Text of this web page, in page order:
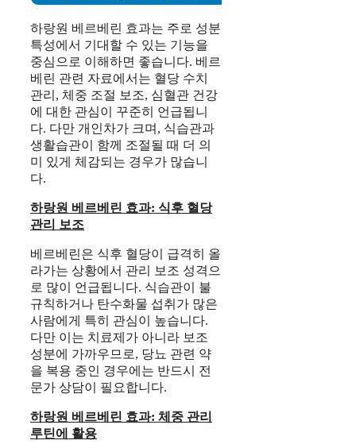
하랑원 베르베린 효과는 주로 성분
특성에서 기대할 수 있는 기능을
중심으로 이해하면 좋습니다. 베르
베린 관련 자료에서는 혈당 수치
관리, 체중 조절 보조, 심혈관 건강
에 대한 관심이 꾸준히 언급됩니
다. 다만 개인차가 크며, 식습관과
생활습관이 함께 조절될 때 더 의
미 있게 체감되는 경우가 많습니
다.
하랑원 베르베린 효과: 식후 혈당
관리 보조
베르베린은 식후 혈당이 급격히 올
라가는 상황에서 관리 보조 성격으
로 많이 언급됩니다. 식습관이 불
규칙하거나 탄수화물 섭취가 많은
사람에게 특히 관심이 높습니다.
다만 이는 치료제가 아니라 보조
성분에 가까우므로, 당뇨 관련 약
을 복용 중인 경우에는 반드시 전
문가 상담이 필요합니다.
하랑원 베르베린 효과: 체중 관리
루틴에 활용